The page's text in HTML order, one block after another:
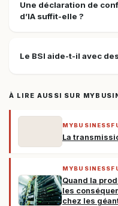
Une déclaration de
d’IA suffit-elle ?
Le BSI aide-t-il avec
À LIRE AUSSI SUR
La
Quand la
les
chez les